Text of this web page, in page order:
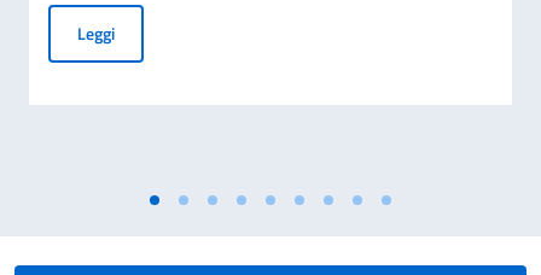
LeggiMessaggio dell'On. Ministro per la Giornata nazionale del